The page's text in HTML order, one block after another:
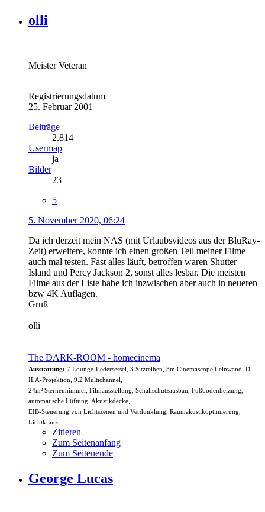
olli
Meister Veteran
Registrierungsdatum
25. Februar 2001
Beiträge
2.814
Usermap
ja
Bilder
23
5
5. November 2020, 06:24
Da ich derzeit mein NAS (mit Urlaubsvideos aus der BluRay-
Zeit) erweitere, konnte ich einen großen Teil meiner Filme
auch mal testen. Fast alles läuft, betroffen waren Shutter
Island und Percy Jackson 2, sonst alles lesbar. Die meisten
Filme aus der Liste habe ich inzwischen aber auch in neueren
bzw 4K Auflagen.
Gruß
olli
The DARK-ROOM - homecinema
Ausstattung: 7 Lounge-Ledersessel, 3 Sitzreihen, 3m Cinemascope Leinwand, D-
ILA-Projektion, 9.2 Multichannel,
24m² Sternenhimmel, Filmausstellung, Schallschutzausbau, Fußbodenheizung,
automatische Lüftung, Akustikdecke,
EIB-Steuerung von Lichtszenen und Verdunklung, Raumakustikoptimierung,
Lichtkranz.
Zitieren
Zum Seitenanfang
Zum Seitenende
George Lucas